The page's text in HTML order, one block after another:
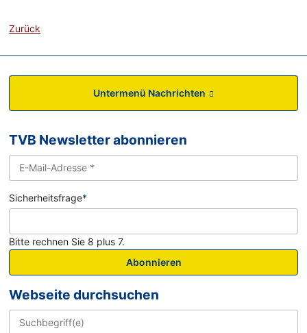
Zurück
Untermenü Nachrichten
TVB Newsletter abonnieren
Sicherheitsfrage*
Bitte rechnen Sie 8 plus 7.
Abonnieren
Webseite durchsuchen